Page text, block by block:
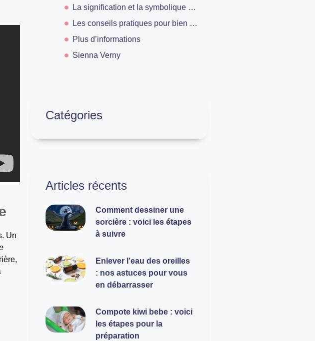
Un
La signification et la symbolique des principaux prénoms pierres précieuses
Les conseils pratiques pour bien choisir un prénom gemme pour sa fille
Plus d’informations
Sienna Verny
Catégories
Articles récents
Comment dessiner une
sorcière : voici les étapes
à suivre
Enlever l’eau des oreilles
: nos astuces pour vous
en débarrasser
Compote kiwi bebe : voici
les étapes pour la
préparation